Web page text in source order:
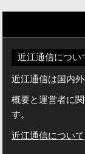
近江通信につい
近江通信は国内
概要と運営者に
す。
近江通信について